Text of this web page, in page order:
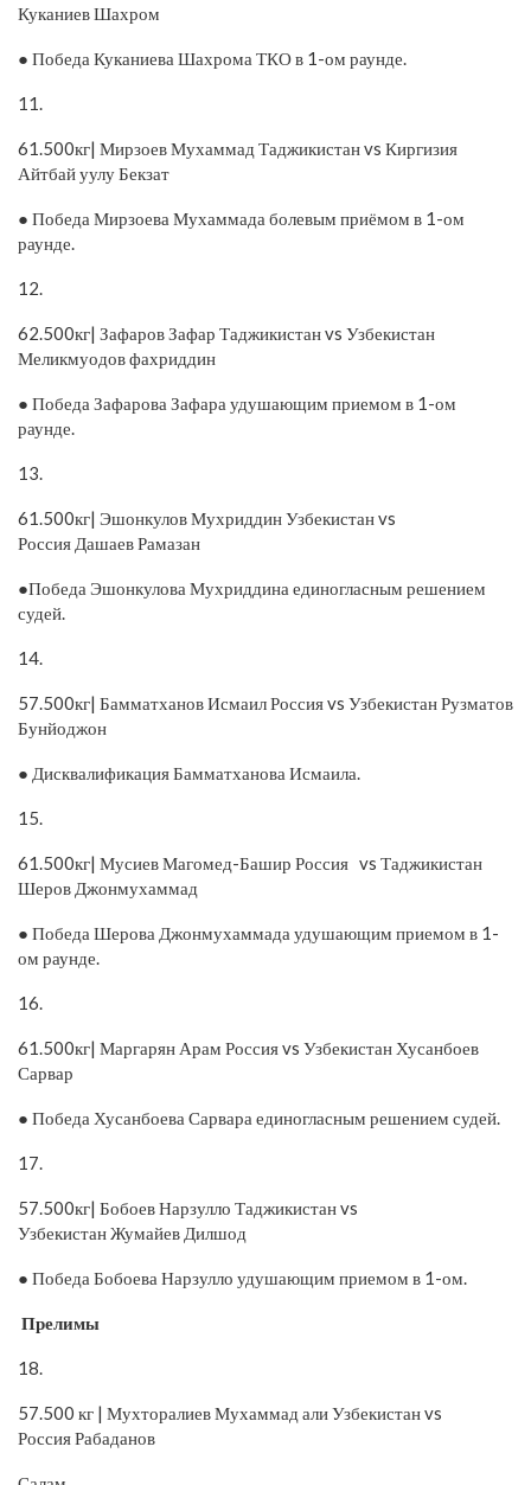
Куканиев Шахром
● Победа Куканиева Шахрома ТКО в 1-ом раунде.
11.
61.500кг| Мирзоев Мухаммад Таджикистан vs Киргизия
Айтбай уулу Бекзат
● Победа Мирзоева Мухаммада болевым приёмом в 1-ом
раунде.
12.
62.500кг| Зафаров Зафар Таджикистан vs Узбекистан
Меликмуодов фахриддин
● Победа Зафарова Зафара удушающим приемом в 1-ом
раунде.
13.
61.500кг| Эшонкулов Мухриддин Узбекистан vs
Россия Дашаев Рамазан
●Победа Эшонкулова Мухриддина единогласным решением
судей.
14.
57.500кг| Бамматханов Исмаил Россия vs Узбекистан Рузматов
Бунйоджон
● Дисквалификация Бамматханова Исмаила.
15.
61.500кг| Мусиев Магомед-Башир Россия vs Таджикистан
Шеров Джонмухаммад
● Победа Шерова Джонмухаммада удушающим приемом в 1-
ом раунде.
16.
61.500кг| Маргарян Арам Россия vs Узбекистан Хусанбоев
Сарвар
● Победа Хусанбоева Сарвара единогласным решением судей.
17.
57.500кг| Бобоев Нарзулло Таджикистан vs
Узбекистан Жумайев Дилшод
● Победа Бобоева Нарзулло удушающим приемом в 1-ом.
Прелимы
18.
57.500 кг | Мухторалиев Мухаммад али Узбекистан vs
Россия Рабаданов